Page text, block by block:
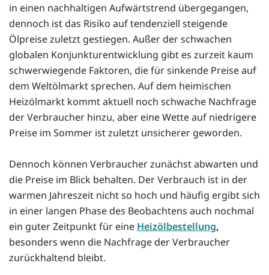
in einen nachhaltigen Aufwärtstrend übergegangen,
dennoch ist das Risiko auf tendenziell steigende
Ölpreise zuletzt gestiegen. Außer der schwachen
globalen Konjunkturentwicklung gibt es zurzeit kaum
schwerwiegende Faktoren, die für sinkende Preise auf
dem Weltölmarkt sprechen. Auf dem heimischen
Heizölmarkt kommt aktuell noch schwache Nachfrage
der Verbraucher hinzu, aber eine Wette auf niedrigere
Preise im Sommer ist zuletzt unsicherer geworden.
Dennoch können Verbraucher zunächst abwarten und
die Preise im Blick behalten. Der Verbrauch ist in der
warmen Jahreszeit nicht so hoch und häufig ergibt sich
in einer langen Phase des Beobachtens auch nochmal
ein guter Zeitpunkt für eine Heizölbestellung,
besonders wenn die Nachfrage der Verbraucher
zurückhaltend bleibt.